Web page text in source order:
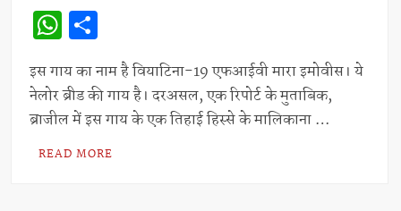
W
h
at
s
A
p
h
ar
e
इस गाय का नाम है वियाटिना-19 एफआईवी मारा इमोवीस। ये
नेलोर ब्रीड की गाय है। दरअसल, एक रिपोर्ट के मुताबिक,
ब्राजील में इस गाय के एक तिहाई हिस्से के मालिकाना …
READ MORE